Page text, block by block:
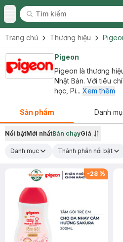
Toggle Menu
Tìm kiếm
Tìm kiếm
Trang chủ Thương hiệu
Pigeon
Pigeon là thương
Nhật Bản. Với tiêu
học, Pi... Xem thêm
Sản phẩm Danh
Nổi bậtMới nhấtBán chạyGiá
Danh mục Thành phần nổi bật
-28 %